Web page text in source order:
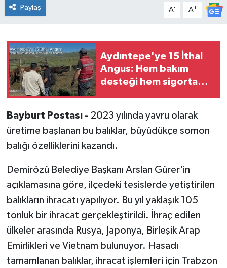
Paylaş A- A+
Aydıntepe'ye 15 İthal
Angus: Hem bakım
desteği hem sigorta
Bayburt Postası - 2023 yılında yavru olarak
üretime başlanan bu balıklar, büyüdükçe somon
balığı özelliklerini kazandı.
Demirözü Belediye Başkanı Arslan Gürer'in
açıklamasına göre, ilçedeki tesislerde yetiştirilen
balıkların ihracatı yapılıyor. Bu yıl yaklaşık 105
tonluk bir ihracat gerçekleştirildi. İhraç edilen
ülkeler arasında Rusya, Japonya, Birleşik Arap
Emirlikleri ve Vietnam bulunuyor. Hasadı
tamamlanan balıklar, ihracat işlemleri için Trabzon